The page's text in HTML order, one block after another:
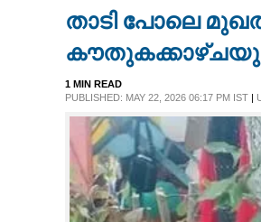
NEWS 360
CASE DIARY
താടി പോലെ
1 MIN READ
PUBLISHED: MAY 22, 2026 06:17 PM IST|